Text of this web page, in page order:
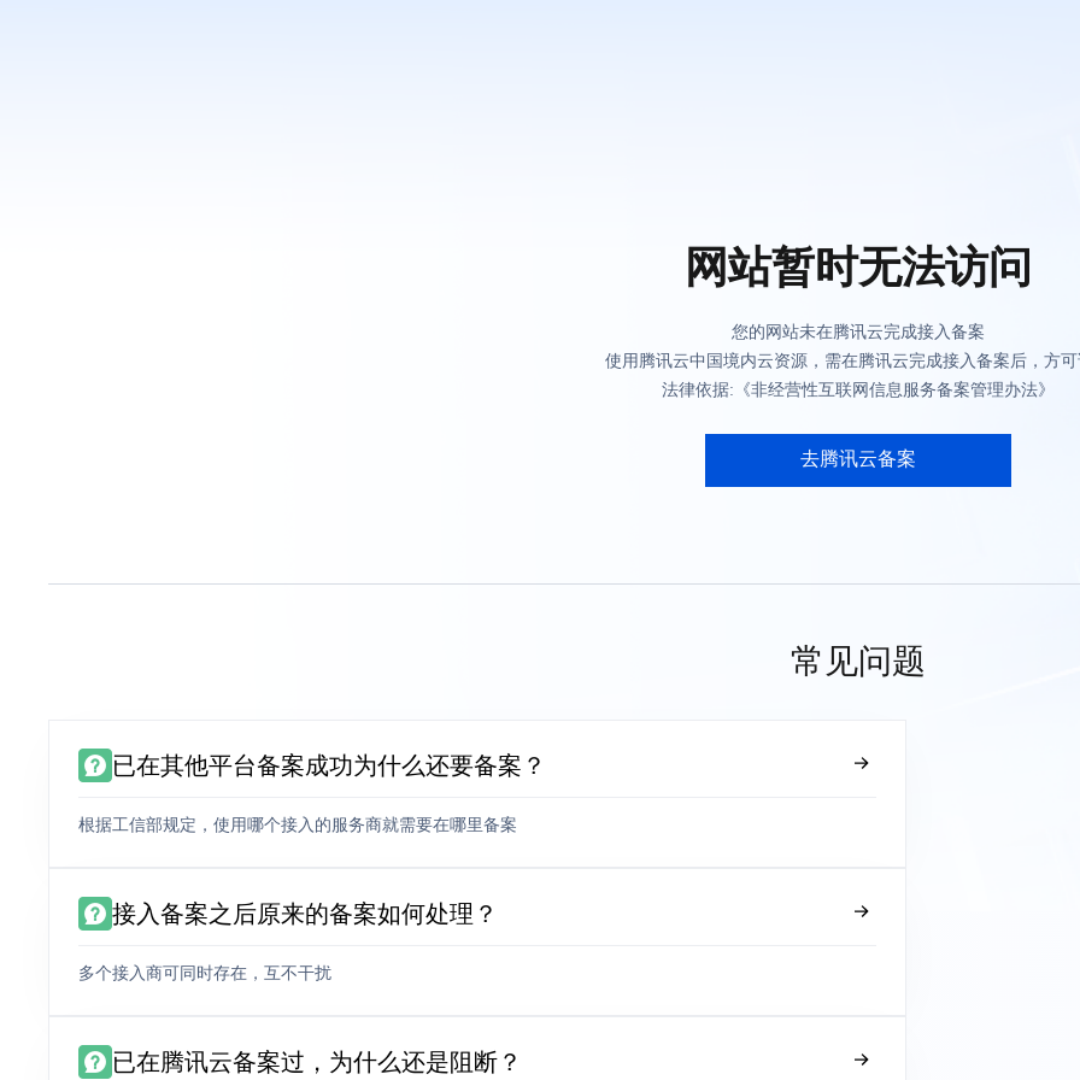
网站暂时无法访问
您的网站未在腾讯云完成接入备案
使用腾讯云中国境内云资源，需在腾讯云完成接入备案后，方
法律依据:《非经营性互联网信息服务备案管理办法》
去腾讯云备案
常见问题
已在其他平台备案成功为什么还要备案？
根据工信部规定，使用哪个接入的服务商就需要在哪里备案
接入备案之后原来的备案如何处理？
多个接入商可同时存在，互不干扰
已在腾讯云备案过，为什么还是阻断？